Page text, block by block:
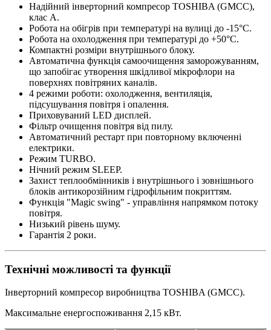
Надійний інверторний компресор TOSHIBA (GMCC),
клас А.
Робота на обігрів при температурі на вулиці до -15°С.
Робота на охолодження при температурі до +50°С.
Компактні розміри внутрішнього блоку.
Автоматична функція самоочищення заморожуванням,
що запобігає утворення шкідливої ​​мікрофлори на
поверхнях повітряних каналів.
4 режими роботи: охолодження, вентиляція,
підсушування повітря і опалення.
Приховуваний LED дисплей.
Фільтр очищення повітря від пилу.
Автоматичний рестарт при повторному включенні
електрики.
Режим TURBO.
Нічний режим SLEEP.
Захист теплообмінників і внутрішнього і зовнішнього
блоків антикорозійним гідрофільним покриттям.
Функція "Magiс swing" - управління напрямком потоку
повітря.
Низький рівень шуму.
Гарантія 2 роки.
Технічні можливості та функції
Інверторний компресор виробництва TOSHIBA (GMCC).
Максимальне енергоспоживання 2,15 кВт.